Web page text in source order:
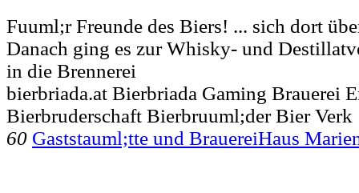
Fuuml;r Freunde des Biers! ... sich dort
Danach ging es zur Whisky- und
in die Brennerei
bierbriada.at Bierbriada Gaming Brauerei
Bierbruderschaft Bierbruuml;der Bier Verk
60 Gaststauml;tte und BrauereiHaus